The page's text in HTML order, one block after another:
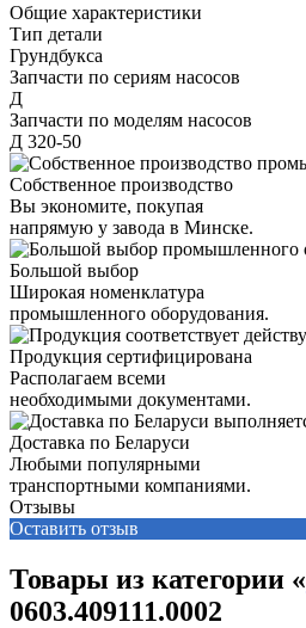
Общие характеристики
Тип детали
Грундбукса
Запчасти по сериям насосов
Д
Запчасти по моделям насосов
Д 320-50
Собственное производство
Вы экономите, покупая
напрямую у завода в Минске.
Большой выбор
Широкая номенклатура
промышленного оборудования.
Продукция сертифицирована
Располагаем всеми
необходимыми документами.
Доставка по Беларуси
Любыми популярными
транспортными компаниями.
Отзывы
Оставить отзыв
Товары из категории «
0603.409111.0002